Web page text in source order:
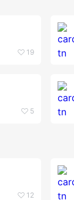
19
5
12